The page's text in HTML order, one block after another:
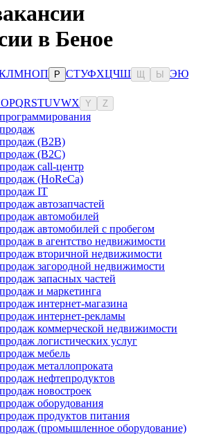
в Беное
ЛМНОП Р СТУФХЦЧШ Ы ЭЮ
OPQRSTUVWX Y Z
продаж (B2B)
продаж (B2C)
call-центр
(HoReCa)
продаж IT
автозапчастей
автомобилей
автомобилей с пробегом
в агентство недвижимости
продаж вторичной недвижимости
загородной недвижимости
запасных частей
и маркетинга
интернет-магазина
интернет-рекламы
коммерческой недвижимости
логистических услуг
мебель
металлопроката
нефтепродуктов
новостроек
оборудования
продуктов питания
продаж (промышленное оборудование)